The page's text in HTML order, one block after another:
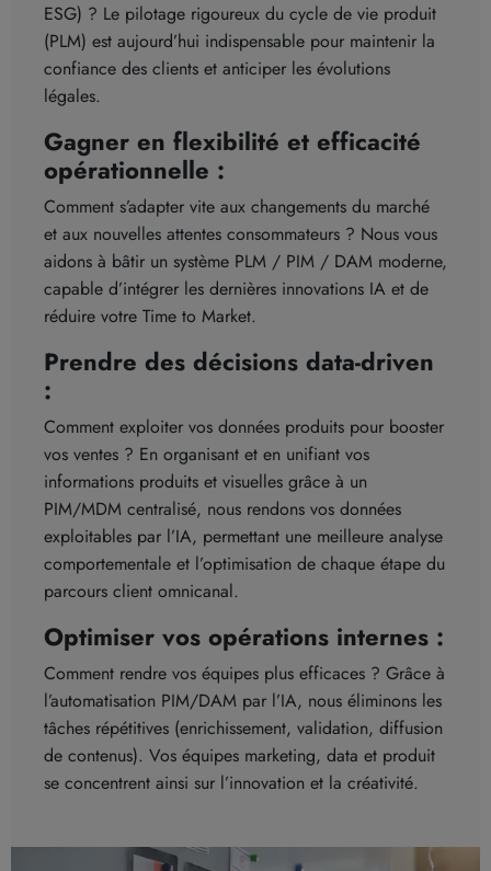
ESG) ? Le pilotage rigoureux du cycle de vie produit
(PLM) est aujourd’hui indispensable pour maintenir la
confiance des clients et anticiper les évolutions
légales.
Gagner en flexibilité et efficacité
opérationnelle :
Comment s’adapter vite aux changements du marché
et aux nouvelles attentes consommateurs ? Nous vous
aidons à bâtir un système PLM / PIM / DAM moderne,
capable d’intégrer les dernières innovations IA et de
réduire votre Time to Market.
Prendre des décisions data-driven
:
Comment exploiter vos données produits pour booster
vos ventes ? En organisant et en unifiant vos
informations produits et visuelles grâce à un
PIM/MDM centralisé, nous rendons vos données
exploitables par l’IA, permettant une meilleure analyse
comportementale et l’optimisation de chaque étape du
parcours client omnicanal.
Optimiser vos opérations internes :
Comment rendre vos équipes plus efficaces ? Grâce à
l’automatisation PIM/DAM par l’IA, nous éliminons les
tâches répétitives (enrichissement, validation, diffusion
de contenus). Vos équipes marketing, data et produit
se concentrent ainsi sur l’innovation et la créativité.